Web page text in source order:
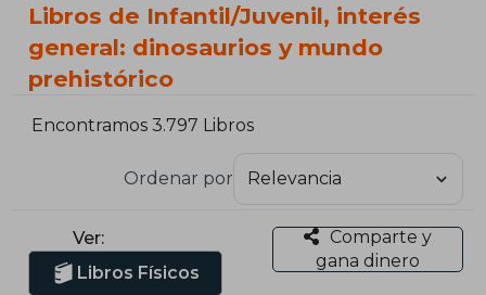
Libros de Infantil/Juvenil, interés
general: dinosaurios y mundo
prehistórico
Encontramos 3.797 Libros
Ordenar por
Ver:
Libros Físicos
Comparte y
gana dinero